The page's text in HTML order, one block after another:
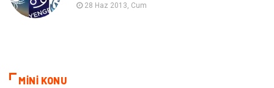
28 Haz 2013, Cum
MİNİ KONU